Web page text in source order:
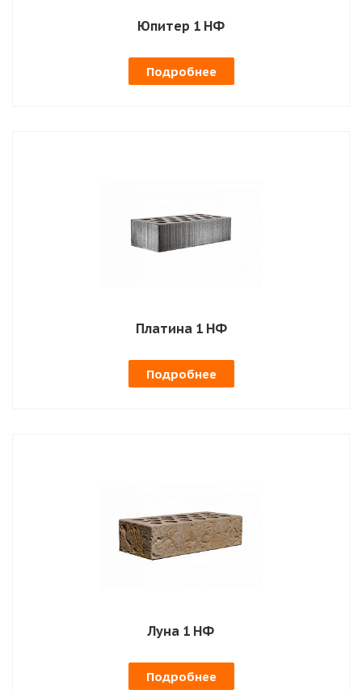
Юпитер 1 НФ
Подробнее
Платина 1 НФ
Подробнее
Луна 1 НФ
Подробнее